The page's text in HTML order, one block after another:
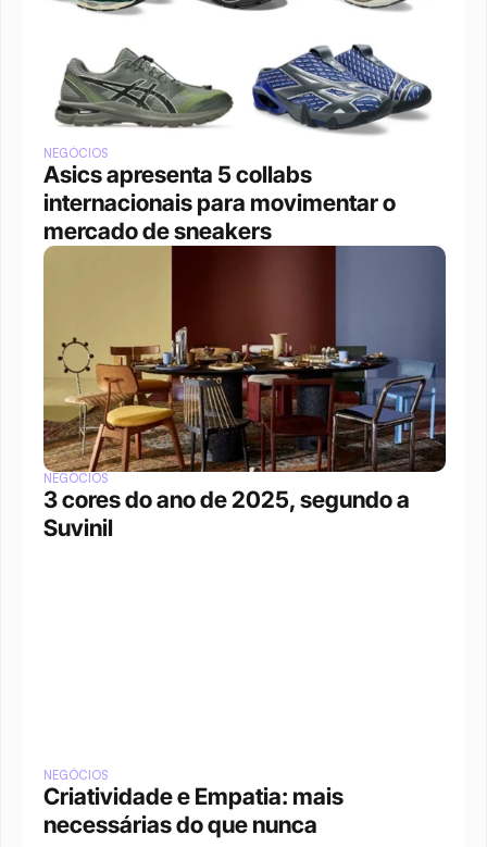
NEGÓCIOS
Asics apresenta 5 collabs
internacionais para movimentar o
mercado de sneakers
NEGÓCIOS
3 cores do ano de 2025, segundo a
Suvinil
NEGÓCIOS
Criatividade e Empatia: mais
necessárias do que nunca